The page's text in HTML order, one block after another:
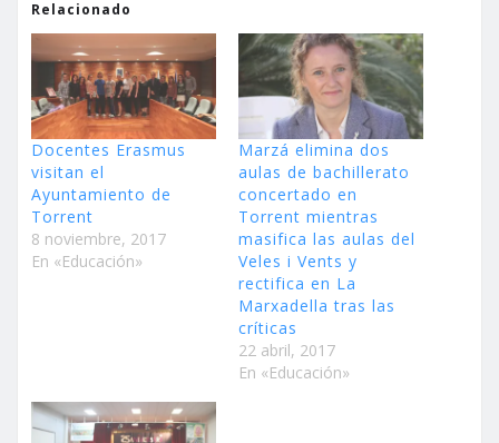
Relacionado
Docentes Erasmus
visitan el
Ayuntamiento de
Torrent
8 noviembre, 2017
En «Educación»
Marzá elimina dos
aulas de bachillerato
concertado en
Torrent mientras
masifica las aulas del
Veles i Vents y
rectifica en La
Marxadella tras las
críticas
22 abril, 2017
En «Educación»